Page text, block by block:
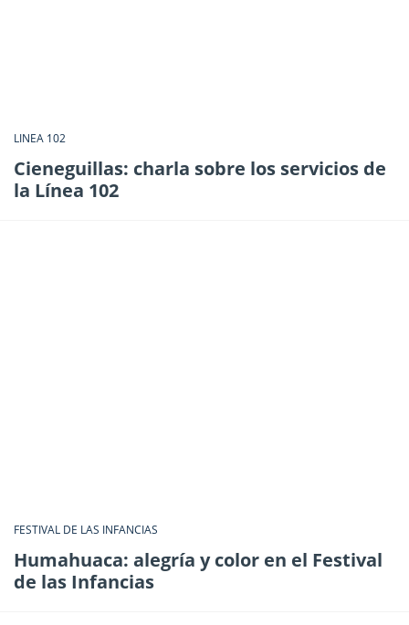
LINEA 102
Cieneguillas: charla sobre los servicios de
la Línea 102
FESTIVAL DE LAS INFANCIAS
Humahuaca: alegría y color en el Festival
de las Infancias